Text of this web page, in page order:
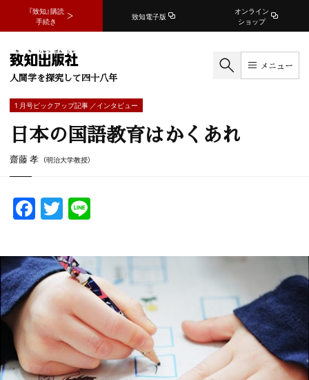
『致知』購読
手続き
致知電子版
オンライン
ショップ
人間学を探究して四十八年
メニュー
1 月号ピックアップ記事 ／インタビュー
日本の国語教育はかくあれ
齋藤 孝 （明治大学教授）
F
a
c
e
b
o
o
k
T
w
itt
er
e